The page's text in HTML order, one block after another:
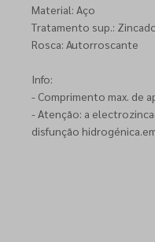
Material: Aço
Tratamento sup.:
Rosca: Autorroscante
Info:
- Comprimento max. de
- Atenção: a
disfunção